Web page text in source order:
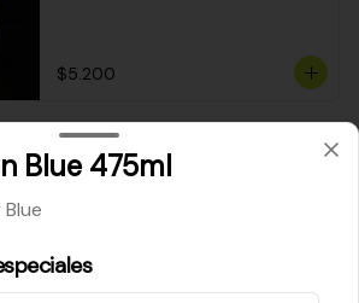
$5.200
Cheese Roll
$5.200
Blue 475ml